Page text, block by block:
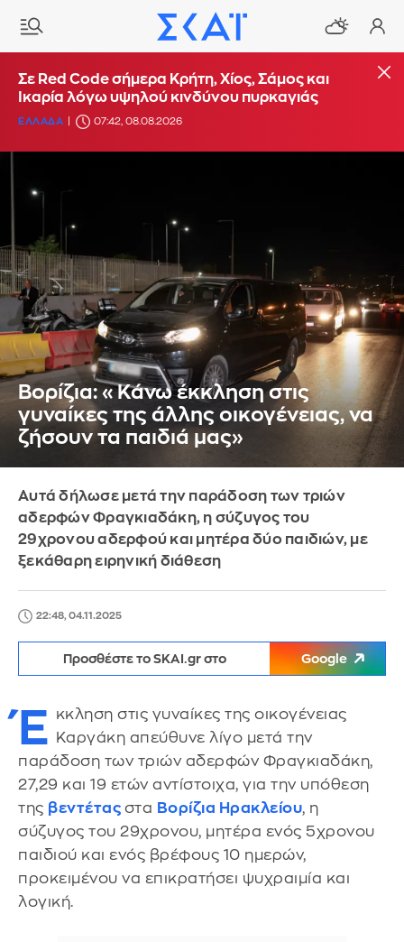
Σε Red Code σήμερα Κρήτη, Χίος, Σάμος και
Ικαρία λόγω υψηλού κινδύνου πυρκαγιάς
ΕΛΛΑΔΑ 07:42, 08.08.2026
Βορίζια: «Κάνω έκκληση στις
γυναίκες της άλλης οικογένειας, να
ζήσουν τα παιδιά μας»
Αυτά δήλωσε μετά την παράδοση των τριών
αδερφών Φραγκιαδάκη, η σύζυγος του
29χρονου αδερφού και μητέρα δύο παιδιών, με
ξεκάθαρη ειρηνική διάθεση
22:48, 04.11.2025
Προσθέστε το SKAI.gr στο Google
Έ κκληση στις γυναίκες της οικογένειας
Καργάκη απεύθυνε λίγο μετά την
παράδοση των τριών αδερφών Φραγκιαδάκη,
27,29 και 19 ετών αντίστοιχα, για την υπόθεση
της βεντέτας στα Βορίζια Ηρακλείου, η
σύζυγος του 29χρονου, μητέρα ενός 5χρονου
παιδιού και ενός βρέφους 10 ημερών,
προκειμένου να επικρατήσει ψυχραιμία και
λογική.